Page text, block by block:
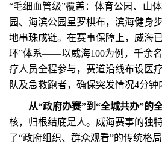
“毛细血管级”覆盖：体育公园、山
园、海滨公园星罗棋布，滨海健身
地串珠成链。在赛事保障上，威海
环”体系——以威海100为例，千余
疗人员全程参与，赛道沿线布设医
队及急救跑者，确保突发情况4分钟
从“政府办赛”到“全城共办”的
核，归根结底是人。威海赛事的独
了“政府组织、群众观看”的传统格